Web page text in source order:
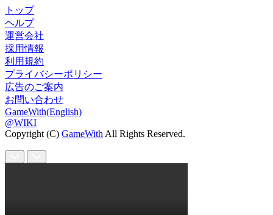
トップ
ヘルプ
運営会社
採用情報
利用規約
プライバシーポリシー
広告のご案内
お問い合わせ
GameWith(English)
@WIKI
Copyright (C) GameWith All Rights Reserved.